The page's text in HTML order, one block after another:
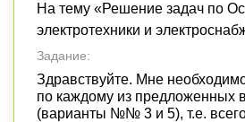
На тему «Решение задач по
электротехники и
Задание:
Здравствуйте. Мне
по каждому из предложенных
(варианты №№ 3 и 5), т.е.